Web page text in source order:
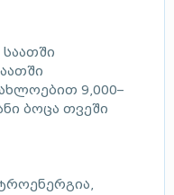
9,000–
ბოცა თვეში